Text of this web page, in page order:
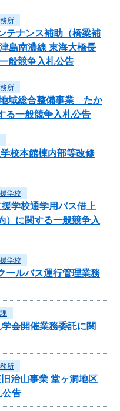
所
テナンス補助（橋梁補
島南濃線 東海大橋長
般競争入札公告
所
地域総合整備事業 たか
一般競争入札公告
校本館棟内部等改修
学校
学校通学用バス借上
）に関する一般競争入
学校
ールバス運行管理業務
会開催業務委託に関
所
治山事業 堂ヶ洞地区
公告